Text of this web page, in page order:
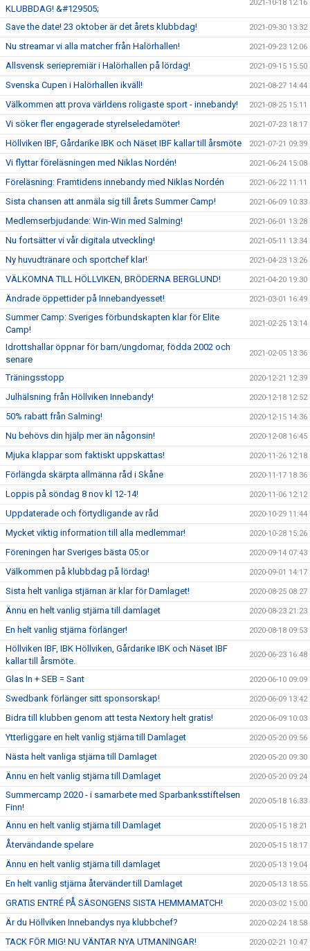
KLUBBDAG! &#129505;
2021-10-18 12:16
Save the date! 23 oktober är det årets klubbdag! 2021-09-30 13:32
Nu streamar vi alla matcher från Halörhallen! 2021-09-23 12:06
Allsvensk seriepremiär i Halörhallen på lördag! 2021-09-15 15:50
Svenska Cupen i Halörhallen ikväll! 2021-08-27 14:44
Välkommen att prova världens roligaste sport - innebandy! 2021-08-25 15:11
Vi söker fler engagerade styrelseledamöter! 2021-07-23 18:17
Höllviken IBF, Gårdarike IBK och Näset IBF kallar till årsmöte 2021-07-21 09:39
Vi flyttar föreläsningen med Niklas Nordén! 2021-06-24 15:08
Föreläsning: Framtidens innebandy med Niklas Nordén 2021-06-22 11:11
Sista chansen att anmäla sig till årets Summer Camp! 2021-06-09 10:33
Medlemserbjudande: Win-Win med Salming! 2021-06-01 13:28
Nu fortsätter vi vår digitala utveckling! 2021-05-11 13:34
Ny huvudtränare och sportchef klar! 2021-04-23 13:26
VÄLKOMNA TILL HÖLLVIKEN, BRÖDERNA BERGLUND! 2021-04-20 19:30
Ändrade öppettider på Innebandyesset! 2021-03-01 16:49
Summer Camp: Sveriges förbundskapten klar för Elite
Camp!
2021-02-25 13:14
Idrottshallar öppnar för barn/ungdomar, födda 2002 och
senare
2021-02-05 13:36
Träningsstopp 2020-12-21 12:39
Julhälsning från Höllviken Innebandy! 2020-12-18 12:52
50% rabatt från Salming! 2020-12-15 14:36
Nu behövs din hjälp mer än någonsin! 2020-12-08 16:45
Mjuka klappar som faktiskt uppskattas! 2020-11-26 12:18
Förlängda skärpta allmänna råd i Skåne 2020-11-17 18:36
Loppis på söndag 8 nov kl 12-14! 2020-11-06 12:12
Uppdaterade och förtydligande av råd 2020-10-29 11:44
Mycket viktig information till alla medlemmar! 2020-10-28 15:26
Föreningen har Sveriges bästa 05:or 2020-09-14 07:43
Välkommen på klubbdag på lördag! 2020-09-01 14:17
Sista helt vanliga stjärnan är klar för Damlaget! 2020-08-25 08:27
Ännu en helt vanlig stjärna till damlaget 2020-08-23 21:23
En helt vanlig stjärna förlänger! 2020-08-18 09:53
Höllviken IBF, IBK Höllviken, Gårdarike IBK och Näset IBF
kallar till årsmöte.
2020-06-23 16:48
Glas In + SEB = Sant 2020-06-10 09:09
Swedbank förlänger sitt sponsorskap! 2020-06-09 13:42
Bidra till klubben genom att testa Nextory helt gratis! 2020-06-09 10:03
Ytterliggare en helt vanlig stjärna till Damlaget 2020-05-20 09:56
Nästa helt vanliga stjärna till Damlaget 2020-05-20 09:30
Ännu en helt vanlig stjärna till Damlaget 2020-05-20 09:24
Summercamp 2020 - i samarbete med Sparbanksstiftelsen
Finn!
2020-05-18 16:33
Ännu en helt vanlig stjärna till Damlaget 2020-05-15 18:21
Återvändande spelare 2020-05-15 18:17
Ännu en helt vanlig stjärna till damlaget 2020-05-13 19:04
En helt vanlig stjärna återvänder till Damlaget 2020-05-13 18:55
GRATIS ENTRÉ PÅ SÄSONGENS SISTA HEMMAMATCH! 2020-03-02 15:00
Är du Höllviken Innebandys nya klubbchef? 2020-02-24 18:58
TACK FÖR MIG! NU VÄNTAR NYA UTMANINGAR! 2020-02-21 10:47